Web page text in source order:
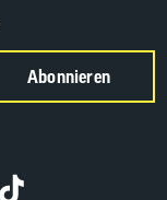
Abonnieren